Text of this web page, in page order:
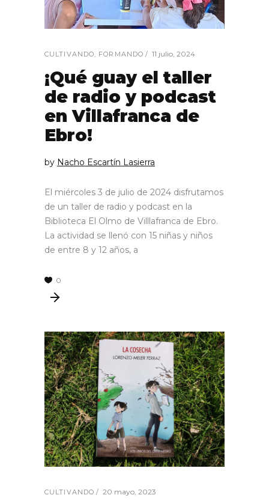
CULTIVANDO, FORMANDO 11 julio, 2024
¡Qué guay el taller
de radio y podcast
en Villafranca de
Ebro!
by Nacho Escartín Lasierra
El miércoles 3 de julio de 2024 disfrutamos
de un taller de radio y podcast en la
Biblioteca El Olmo de Villlafranca de Ebro.
La actividad se llenó con 15 niñas y niños
de entre 8 y 12 años, a
0
CULTIVANDO 20 mayo, 2023